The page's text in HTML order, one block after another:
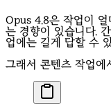
Opus 4.8은 작업이
는 경향이 있습니다.
업에는 길게 답할 수
그래서 콘텐츠 작업에